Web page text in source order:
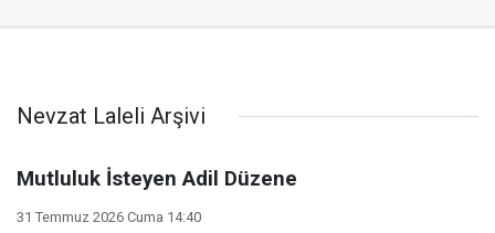
Nevzat Laleli Arşivi
Mutluluk İsteyen Adil Düzene
31 Temmuz 2026 Cuma 14:40